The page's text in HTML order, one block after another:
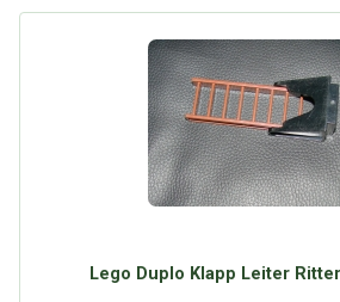
Lego Duplo Klapp Leiter